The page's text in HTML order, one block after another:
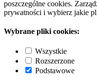
poszczególne cookies.
prywatności i wybierz jakie
Wybrane pliki cookies:
Wszystkie
Rozszerzone
Podstawowe